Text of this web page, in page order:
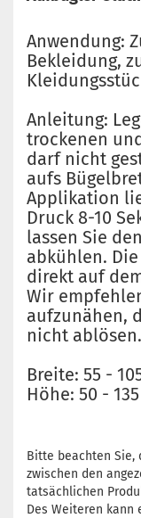
Anwendung:
Bekleidung,
Anleitung:
trockenen
darf nicht
aufs
Applikation
Druck 8-10
lassen Sie
abkühlen.
direkt auf
Wir
aufzunähen,
nicht ablösen.
Breite: 55 -
Höhe: 50 -
Bitte beachten Sie,
zwischen den
tatsächlichen
Des Weiteren kann